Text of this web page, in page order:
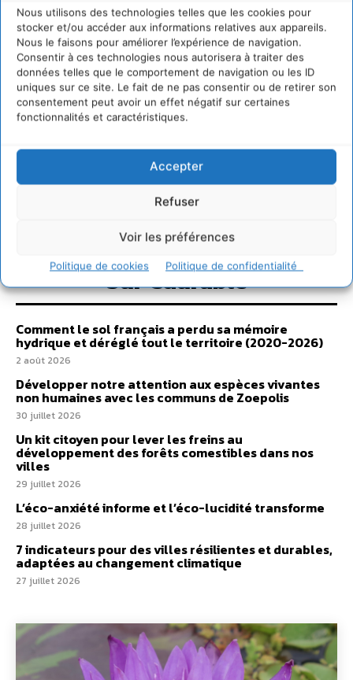
Nous utilisons des technologies telles que les cookies pour
stocker et/ou accéder aux informations relatives aux appareils.
Nous le faisons pour améliorer l’expérience de navigation.
Consentir à ces technologies nous autorisera à traiter des
données telles que le comportement de navigation ou les ID
uniques sur ce site. Le fait de ne pas consentir ou de retirer son
consentement peut avoir un effet négatif sur certaines
fonctionnalités et caractéristiques.
Accepter
Refuser
Voir les préférences
Politique de cookies Politique de confidentialité
Sur Cdurable
Comment le sol français a perdu sa mémoire
hydrique et déréglé tout le territoire (2020-2026)
2 août 2026
Développer notre attention aux espèces vivantes
non humaines avec les communs de Zoepolis
30 juillet 2026
Un kit citoyen pour lever les freins au
développement des forêts comestibles dans nos
villes
29 juillet 2026
L’éco-anxiété informe et l’éco-lucidité transforme
28 juillet 2026
7 indicateurs pour des villes résilientes et durables,
adaptées au changement climatique
27 juillet 2026